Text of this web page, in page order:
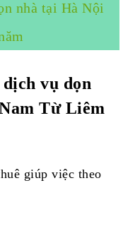
nhà tại Hà Nội
vụ dọn
Từ Liêm
giúp việc theo